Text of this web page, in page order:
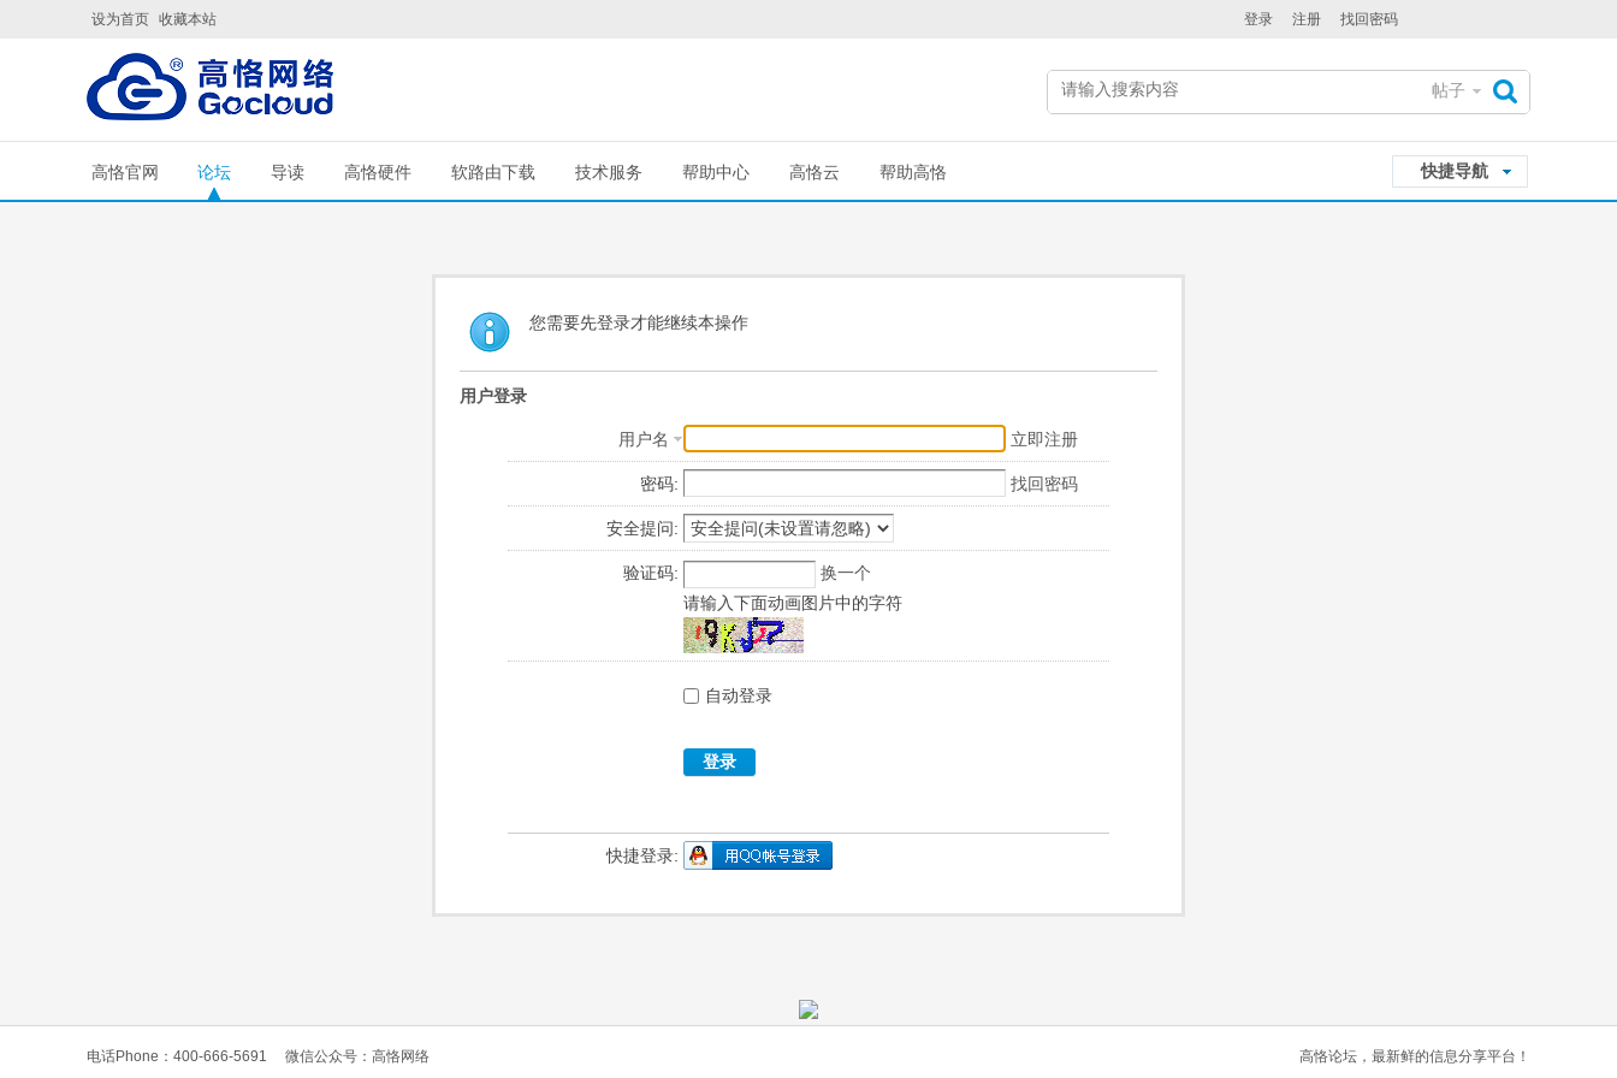
设为首页 收藏本站 登录 注册 找回密码
帖子
快捷导航
高恪官网 论坛 导读 高恪硬件 软路由下载 技术服务 帮助中心 高恪云 帮助高恪
您需要先登录才能继续本操作
用户登录
用户名 立即注册
密码: 找回密码
安全提问:
验证码:
换一个
请输入下面动画图片中的字符
自动登录
登录
快捷登录:
电话Phone：400-666-5691 微信公众号：高恪网络 高恪论坛，最新鲜的信息分享平台！